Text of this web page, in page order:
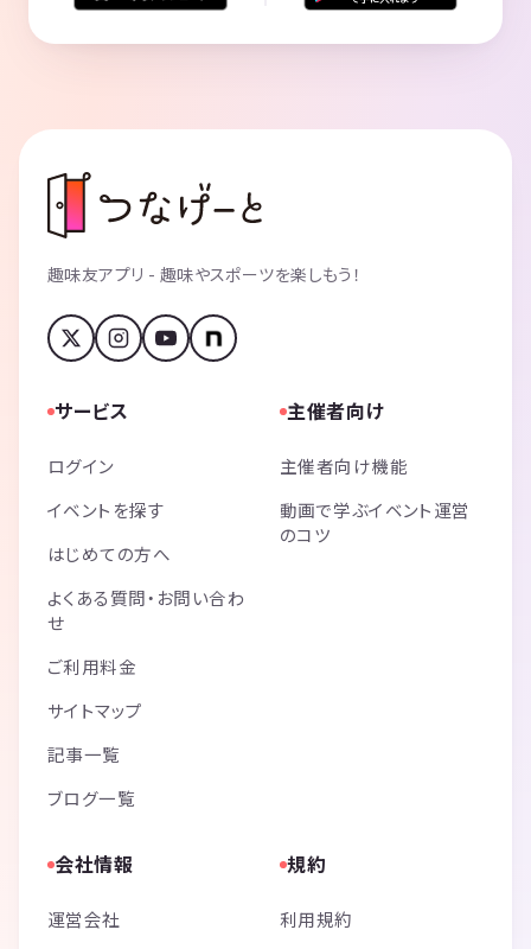
趣味友アプリ - 趣味やスポーツを楽しもう！
サービス
ログイン
イベントを探す
はじめての方へ
よくある質問・お問い合わ
せ
ご利用料金
サイトマップ
記事一覧
ブログ一覧
主催者向け
主催者向け機能
動画で学ぶイベント運営
のコツ
会社情報
運営会社
規約
利用規約